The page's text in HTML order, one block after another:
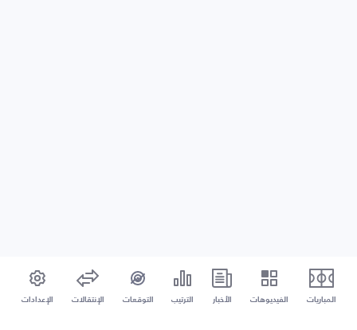
المباريات الفيديوهات الأخبار الترتيب التوقعات الإنتقالات الإعدادات